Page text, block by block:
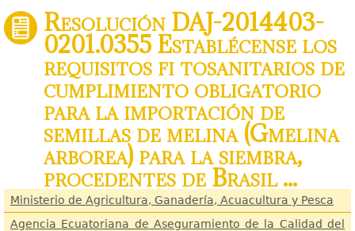
Resolución DAJ-2014403-
0201.0355 Establécense los
requisitos fi tosanitarios de
cumplimiento obligatorio
para la importación de
semillas de melina (Gmelina
arborea) para la siembra,
procedentes de Brasil ...
Ministerio de Agricultura, Ganadería, Acuacultura y Pesca
Agencia Ecuatoriana de Aseguramiento de la Calidad del